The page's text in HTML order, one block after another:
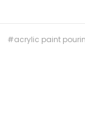
#acrylic paint